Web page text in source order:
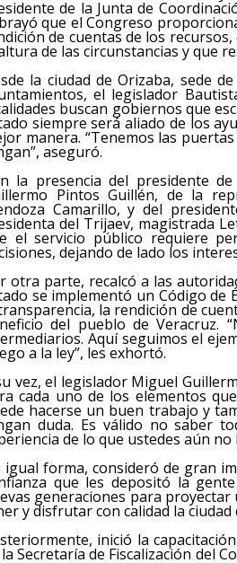
de la Junta de
que el Congreso
de cuentas de los
de las circunstancias y que
la ciudad de Orizaba, sede
el legislador
buscan gobiernos que
siempre será aliado de los
manera. “Tenemos las
aseguró.
la presencia del presidente
Pintos Guillén, de la
Camarillo, y del
del Trijaev, magistrada
el servicio público requiere
dejando de lado los
otra parte, recalcó a las
se implementó un Código
la rendición de
del pueblo de Veracruz.
Aquí seguimos el
a la ley”, les exhortó.
vez, el legislador Miguel
cada uno de los elementos
hacerse un buen trabajo y
duda. Es válido no saber
de lo que ustedes aún no
igual forma, consideró de gran
que les depositó la
generaciones para
y disfrutar con calidad la ciudad
inició la
Secretaría de Fiscalización del